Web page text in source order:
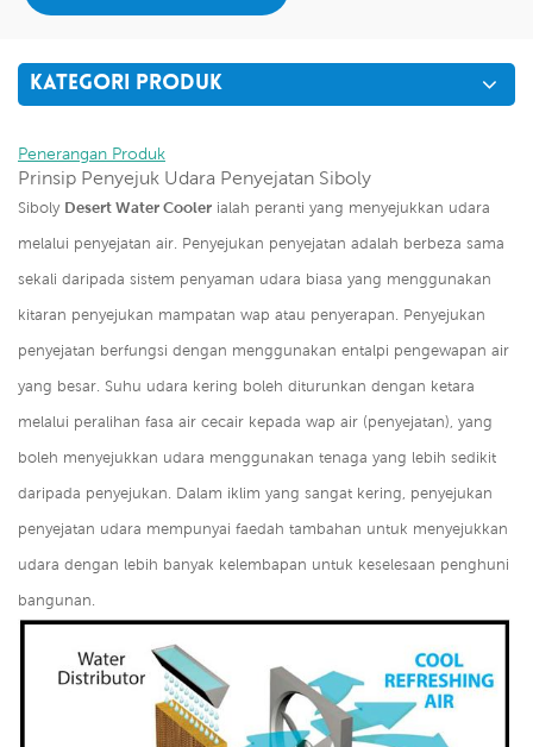
KATEGORI PRODUK
Penerangan Produk
Prinsip Penyejuk Udara Penyejatan Siboly
Siboly Desert Water Cooler ialah peranti yang menyejukkan udara
melalui penyejatan air. Penyejukan penyejatan adalah berbeza sama
sekali daripada sistem penyaman udara biasa yang menggunakan
kitaran penyejukan mampatan wap atau penyerapan. Penyejukan
penyejatan berfungsi dengan menggunakan entalpi pengewapan air
yang besar. Suhu udara kering boleh diturunkan dengan ketara
melalui peralihan fasa air cecair kepada wap air (penyejatan), yang
boleh menyejukkan udara menggunakan tenaga yang lebih sedikit
daripada penyejukan. Dalam iklim yang sangat kering, penyejukan
penyejatan udara mempunyai faedah tambahan untuk menyejukkan
udara dengan lebih banyak kelembapan untuk keselesaan penghuni
bangunan.